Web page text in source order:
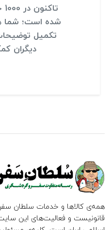
شده است؛ شما
تکمیل
دیگران
همه‌ی کالاها و خدمات سلطان سفر
قانونیست و فعالیت‌های این